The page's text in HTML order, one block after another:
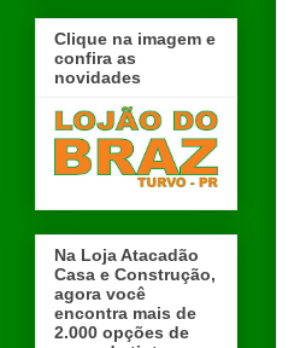
Clique na imagem e
confira as
novidades
Na Loja Atacadão
Casa e Construção,
agora você
encontra mais de
2.000 opções de